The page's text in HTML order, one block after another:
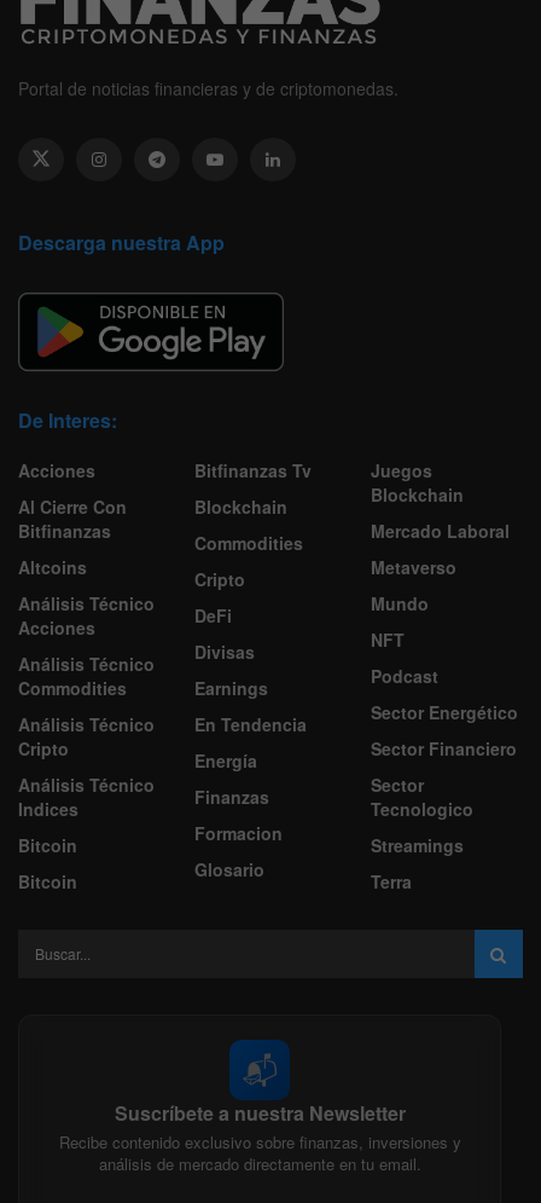
Portal de noticias financieras y de criptomonedas.
Descarga nuestra App
De Interes:
Acciones
Al Cierre Con
Bitfinanzas
Altcoins
Análisis Técnico
Acciones
Análisis Técnico
Commodities
Análisis Técnico
Cripto
Análisis Técnico
Indices
Bitcoin
Bitcoin
Bitfinanzas Tv
Blockchain
Commodities
Cripto
DeFi
Divisas
Earnings
En Tendencia
Energía
Finanzas
Formacion
Glosario
Juegos
Blockchain
Mercado Laboral
Metaverso
Mundo
NFT
Podcast
Sector Energético
Sector Financiero
Sector
Tecnologico
Streamings
Terra
📬
Suscríbete a nuestra Newsletter
Recibe contenido exclusivo sobre finanzas, inversiones y
análisis de mercado directamente en tu email.